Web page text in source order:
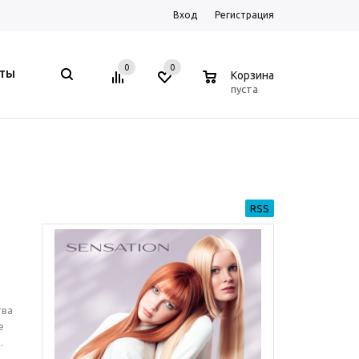
Вход Регистрация
0 0
Корзина
пуста
RSS